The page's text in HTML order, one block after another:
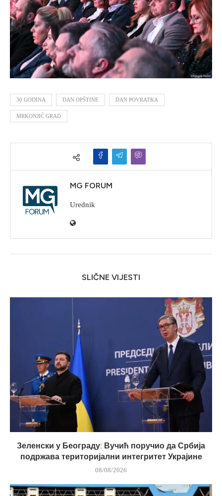
30 GODINA DAN OPŠTINE DAN POVRATKA
MRKONJIĆ GRAD
MG FORUM
Urednik
SLIČNE VIJESTI
Зеленски у Београду: Вучић поручио да Србија
подржава територијални интегритет Украјине
08/08/2026